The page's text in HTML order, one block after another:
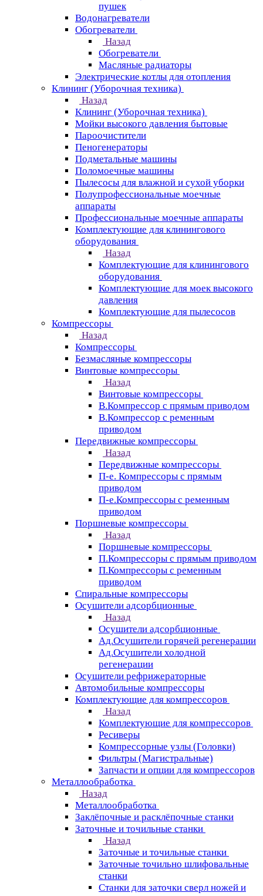
пушек
Водонагреватели
Обогреватели
Назад
Обогреватели
Масляные радиаторы
Электрические котлы для отопления
Клининг (Уборочная техника)
Назад
Клининг (Уборочная техника)
Мойки высокого давления бытовые
Пароочистители
Пеногенераторы
Подметальные машины
Поломоечные машины
Пылесосы для влажной и сухой уборки
Полупрофессиональные моечные
аппараты
Профессиональные моечные аппараты
Комплектующие для клинингового
оборудования
Назад
Комплектующие для клинингового
оборудования
Комплектующие для моек высокого
давления
Комплектующие для пылесосов
Компрессоры
Назад
Компрессоры
Безмасляные компрессоры
Винтовые компрессоры
Назад
Винтовые компрессоры
В.Компрессор с прямым приводом
В.Компрессор с ременным
приводом
Передвижные компрессоры
Назад
Передвижные компрессоры
П-е. Компрессоры с прямым
приводом
П-е.Компрессоры с ременным
приводом
Поршневые компрессоры
Назад
Поршневые компрессоры
П.Компрессоры с прямым приводом
П.Компрессоры с ременным
приводом
Спиральные компрессоры
Осушители адсорбционные
Назад
Осушители адсорбционные
Ад.Осушители горячей регенерации
Ад.Осушители холодной
регенерации
Осушители рефрижераторные
Автомобильные компрессоры
Комплектующие для компрессоров
Назад
Комплектующие для компрессоров
Ресиверы
Компрессорные узлы (Головки)
Фильтры (Магистральные)
Запчасти и опции для компрессоров
Металлообработка
Назад
Металлообработка
Заклёпочные и расклёпочные станки
Заточные и точильные станки
Назад
Заточные и точильные станки
Заточные точильно шлифовальные
станки
Станки для заточки сверл ножей и